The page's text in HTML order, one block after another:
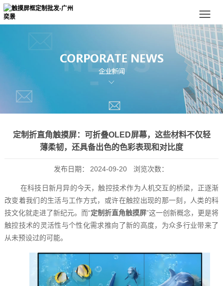
定制折直角触摸屏：可折叠OLED屏幕，这些材料不仅轻
薄柔韧，还具备出色的色彩表现和对比度
发布日期： 2024-09-20 浏览次数：
在科技日新月异的今天，触控技术作为人机交互的桥梁，正逐渐
改变着我们的生活与工作方式，或许在触控出现的那一刻，人类的科
技文化就走进了新纪元。而“定制折直角触摸屏”这一创新概念，更是将
触控技术的灵活性与个性化需求推向了新的高度，为众多行业带来了
从未预设过的可能。